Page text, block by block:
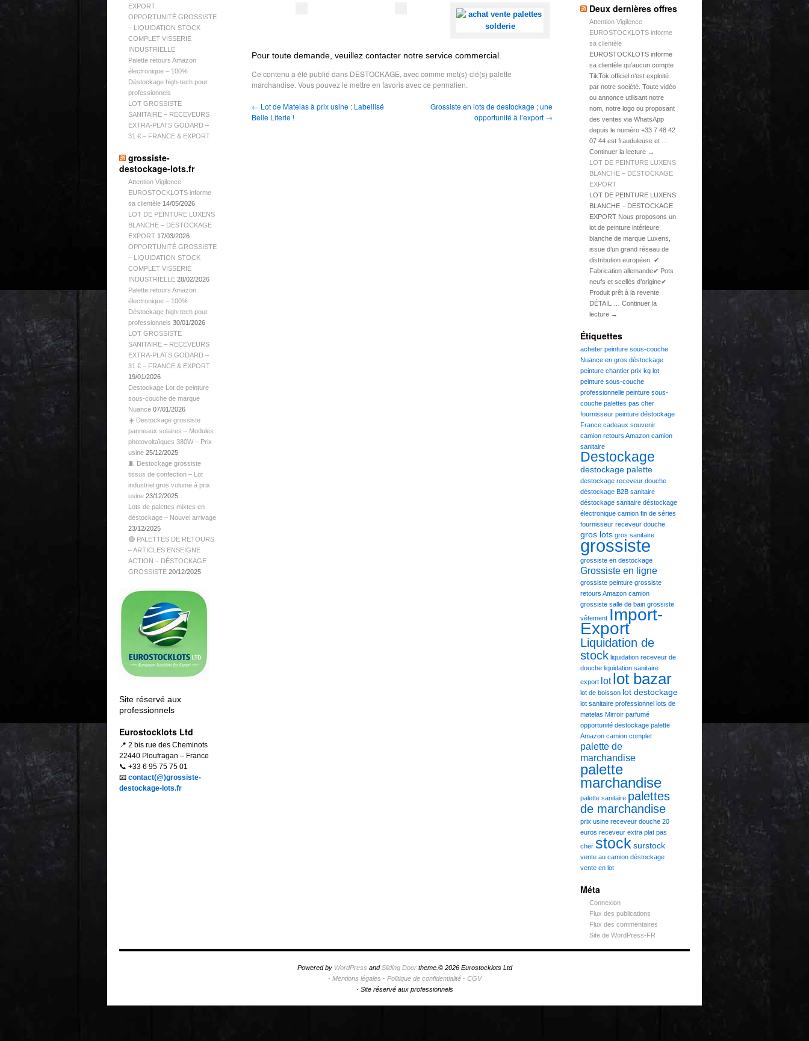
EXPORT
OPPORTUNITÉ GROSSISTE
– LIQUIDATION STOCK
COMPLET VISSERIE
INDUSTRIELLE
Palette retours Amazon
électronique – 100%
Déstockage high-tech pour
professionnels
LOT GROSSISTE
SANITAIRE – RECEVEURS
EXTRA-PLATS GODARD –
31 € – FRANCE & EXPORT
grossiste-
destockage-lots.fr
Attention Vigilence
EUROSTOCKLOTS informe
sa clientèle 14/05/2026
LOT DE PEINTURE LUXENS
BLANCHE – DESTOCKAGE
EXPORT 17/03/2026
OPPORTUNITÉ GROSSISTE
– LIQUIDATION STOCK
COMPLET VISSERIE
INDUSTRIELLE 28/02/2026
Palette retours Amazon
électronique – 100%
Déstockage high-tech pour
professionnels 30/01/2026
LOT GROSSISTE
SANITAIRE – RECEVEURS
EXTRA-PLATS GODARD –
31 € – FRANCE & EXPORT
19/01/2026
Destockage Lot de peinture
sous-couche de marque
Nuance 07/01/2026
☀️ Destockage grossiste
panneaux solaires – Modules
photovoltaïques 380W – Prix
usine 25/12/2025
🧵 Destockage grossiste
tissus de confection – Lot
industriel gros volume à prix
usine 23/12/2025
Lots de palettes mixtes en
déstockage – Nouvel arrivage
23/12/2025
🟢 PALETTES DE RETOURS
– ARTICLES ENSEIGNE
ACTION – DÉSTOCKAGE
GROSSISTE 20/12/2025
Site réservé aux
professionnels
Eurostocklots Ltd
📍 2 bis rue des Cheminots
22440 Ploufragan – France
📞 +33 6 95 75 75 01
📧 contact(@)grossiste-
destockage-lots.fr
Deux dernières offres
Attention Vigilence
EUROSTOCKLOTS informe
sa clientèle
EUROSTOCKLOTS informe
sa clientèle qu’aucun compte
TikTok officiel n’est exploité
par notre société. Toute vidéo
ou annonce utilisant notre
nom, notre logo ou proposant
des ventes via WhatsApp
depuis le numéro +33 7 48 42
07 44 est frauduleuse et …
Continuer la lecture →
LOT DE PEINTURE LUXENS
BLANCHE – DESTOCKAGE
EXPORT
LOT DE PEINTURE LUXENS
BLANCHE – DESTOCKAGE
EXPORT Nous proposons un
lot de peinture intérieure
blanche de marque Luxens,
issue d’un grand réseau de
distribution européen. ✔
Fabrication allemande✔ Pots
neufs et scellés d’origine✔
Produit prêt à la revente
DÉTAIL … Continuer la
lecture →
Étiquettes
acheter peinture sous-couche
Nuance en gros déstockage
peinture chantier prix kg lot
peinture sous-couche
professionnelle peinture sous-
couche palettes pas cher
fournisseur peinture déstockage
France cadeaux souvenir
camion retours Amazon camion
sanitaire
Destockage
destockage palette
destockage receveur douche
déstockage B2B sanitaire
déstockage sanitaire déstockage
électronique camion fin de séries
fournisseur receveur douche.
gros lots gros sanitaire
grossiste
grossiste en destockage
Grossiste en ligne
grossiste peinture grossiste
retours Amazon camion
grossiste salle de bain grossiste
vêtement Import-
Export
Liquidation de
stock liquidation receveur de
douche liquidation sanitaire
export lot lot bazar
lot de boisson lot destockage
lot sanitaire professionnel lots de
matelas Mirroir parfumé
opportunité destockage palette
Amazon camion complet
palette de
marchandise
palette
marchandise
palette sanitaire palettes
de marchandise
prix usine receveur douche 20
euros receveur extra plat pas
cher stock surstock
vente au camion déstockage
vente en lot
Méta
Connexion
Flux des publications
Flux des commentaires
Site de WordPress-FR
Pour toute demande, veuillez contacter notre service commercial.
Ce contenu a été publié dans DESTOCKAGE, avec comme mot(s)-clé(s) palette
marchandise. Vous pouvez le mettre en favoris avecce permalien.
← Lot de Matelas à prix usine : Labellisé
Belle Literie !
Grossiste en lots de destockage ; une
opportunité à l’export →
Powered by WordPress andSliding Doortheme.© 2026 Eurostocklots Ltd
· Mentions légales · Politique de confidentialité· CGV
· Site réservé aux professionnels